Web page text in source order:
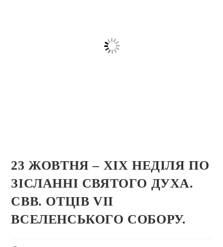
23 ЖОВТНЯ – ХIХ НЕДІЛЯ ПО
ЗІСЛАННІ СВЯТОГО ДУХА.
СВВ. ОТЦІВ VII
ВСЕЛЕНСЬКОГО СОБОРУ.